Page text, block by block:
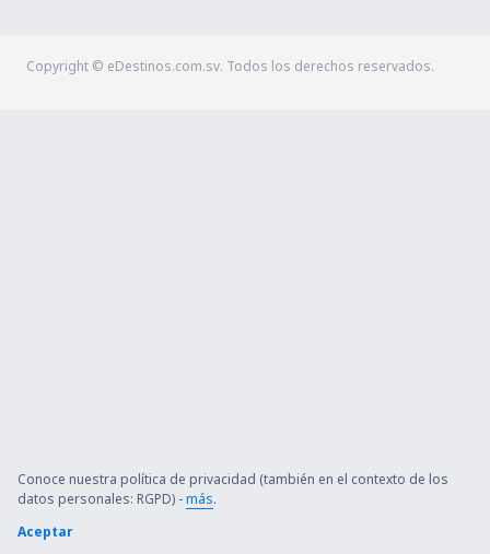
Copyright © eDestinos.com.sv. Todos los derechos reservados.
Conoce nuestra política de privacidad (también en el contexto de los
datos personales: RGPD) -más.
Aceptar